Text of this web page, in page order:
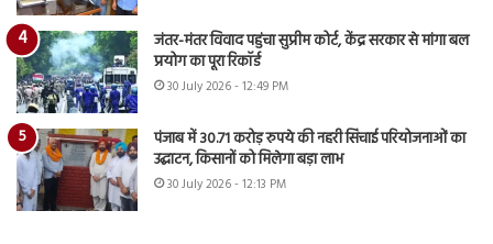
जंतर-मंतर विवाद पहुंचा सुप्रीम कोर्ट, केंद्र सरकार से मांगा बल
प्रयोग का पूरा रिकॉर्ड
30 July 2026 - 12:49 PM
पंजाब में 30.71 करोड़ रुपये की नहरी सिंचाई परियोजनाओं का
उद्घाटन, किसानों को मिलेगा बड़ा लाभ
30 July 2026 - 12:13 PM